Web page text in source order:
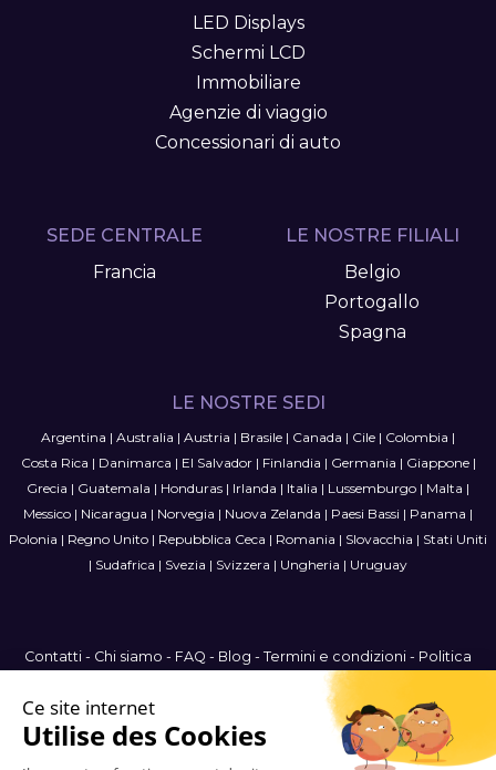
LED Displays
Schermi LCD
Immobiliare
Agenzie di viaggio
Concessionari di auto
SEDE CENTRALE
Francia
LE NOSTRE FILIALI
Belgio
Portogallo
Spagna
LE NOSTRE SEDI
Argentina | Australia | Austria | Brasile | Canada | Cile | Colombia |
Costa Rica | Danimarca | El Salvador| Finlandia | Germania | Giappone|
Grecia | Guatemala | Honduras | Irlanda | Italia | Lussemburgo | Malta |
Messico | Nicaragua | Norvegia | Nuova Zelanda | Paesi Bassi | Panama |
Polonia | Regno Unito | Repubblica Ceca | Romania | Slovacchia | Stati Uniti
| Sudafrica | Svezia | Svizzera | Ungheria | Uruguay
Contatti - Chi siamo - FAQ - Blog - Termini e condizioni - Politica
Mappa del sito